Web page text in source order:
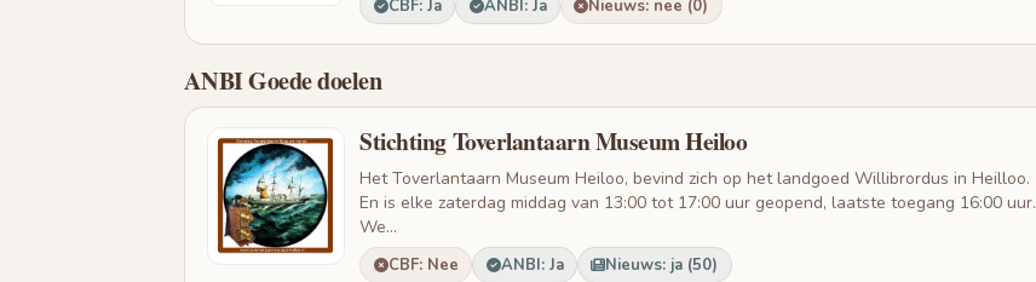
CBF: Ja ANBI: Ja Nieuws: nee (0)
ANBI Goede doelen
Stichting Toverlantaarn Museum Heiloo
Het Toverlantaarn Museum Heiloo, bevind zich op het landgoed Willibrordus in Heilloo.
En is elke zaterdag middag van 13:00 tot 17:00 uur geopend, laatste toegang 16:00 uur.
We...
CBF: Nee ANBI: Ja Nieuws: ja (50)